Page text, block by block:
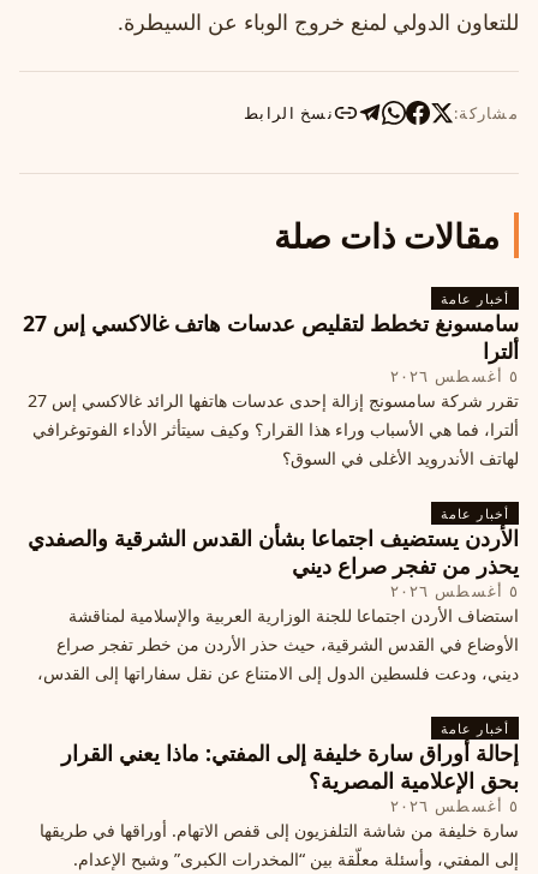
للتعاون الدولي لمنع خروج الوباء عن السيطرة.
مشاركة: نسخ الرابط
مقالات ذات صلة
أخبار عامة
سامسونغ تخطط لتقليص عدسات هاتف غالاكسي إس 27
ألترا
٥ أغسطس ٢٠٢٦
تقرر شركة سامسونج إزالة إحدى عدسات هاتفها الرائد غالاكسي إس 27
ألترا، فما هي الأسباب وراء هذا القرار؟ وكيف سيتأثر الأداء الفوتوغرافي
لهاتف الأندرويد الأغلى في السوق؟
أخبار عامة
الأردن يستضيف اجتماعا بشأن القدس الشرقية والصفدي
يحذر من تفجر صراع ديني
٥ أغسطس ٢٠٢٦
استضاف الأردن اجتماعا للجنة الوزارية العربية والإسلامية لمناقشة
الأوضاع في القدس الشرقية، حيث حذر الأردن من خطر تفجر صراع
ديني، ودعت فلسطين الدول إلى الامتناع عن نقل سفاراتها إلى القدس،
أخبار عامة
إحالة أوراق سارة خليفة إلى المفتي: ماذا يعني القرار
بحق الإعلامية المصرية؟
٥ أغسطس ٢٠٢٦
سارة خليفة من شاشة التلفزيون إلى قفص الاتهام. أوراقها في طريقها
إلى المفتي، وأسئلة معلّقة بين “المخدرات الكبرى” وشبح الإعدام.